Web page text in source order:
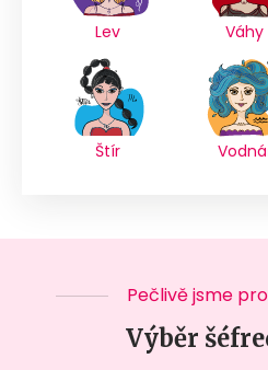
Lev Váhy
Štír
Pečlivě jsme
Výběr